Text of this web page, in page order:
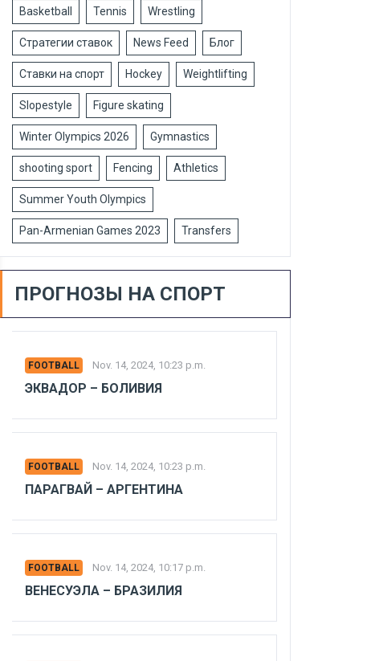
Basketball Tennis Wrestling
Стратегии ставок News Feed Блог
Ставки на спорт Hockey Weightlifting
Slopestyle Figure skating
Winter Olympics 2026 Gymnastics
shooting sport Fencing Athletics
Summer Youth Olympics
Pan-Armenian Games 2023 Transfers
ПРОГНОЗЫ НА СПОРТ
FOOTBALL Nov. 14, 2024, 10:23 p.m.
ЭКВАДОР – БОЛИВИЯ
FOOTBALL Nov. 14, 2024, 10:23 p.m.
ПАРАГВАЙ – АРГЕНТИНА
FOOTBALL Nov. 14, 2024, 10:17 p.m.
ВЕНЕСУЭЛА – БРАЗИЛИЯ